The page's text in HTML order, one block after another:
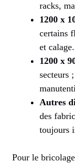
racks,
1200 x
certains
et calage.
1200 x
secteurs
Autres
des
toujours
Pour le